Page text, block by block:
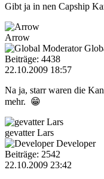
Gibt ja in nen Capship
Arrow
Beiträge: 4438
22.10.2009 18:57
Na ja, starr waren die
mehr. 😁
gevatter Lars
Developer
Beiträge: 2542
22.10.2009 23:42